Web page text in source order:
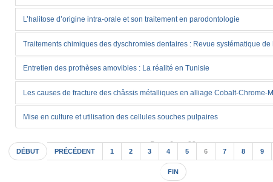
L’halitose d’origine intra-orale et son traitement en parodontologie
Traitements chimiques des dyschromies dentaires : Revue systématique de
Entretien des prothèses amovibles : La réalité en Tunisie
Les causes de fracture des châssis métalliques en alliage Cobalt-Chrome-
Mise en culture et utilisation des cellules souches pulpaires
Page 6 sur 22
DÉBUT PRÉCÉDENT 1 2 3 4 5 6 7 8 9
FIN